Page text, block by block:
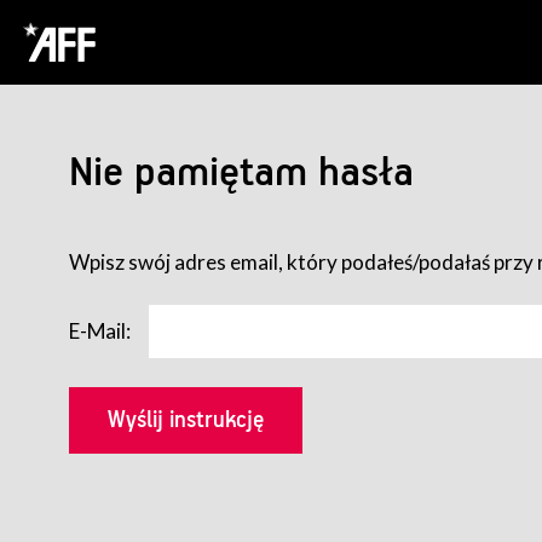
Nie pamiętam hasła
Wpisz swój adres email, który podałeś/podałaś
E-Mail: